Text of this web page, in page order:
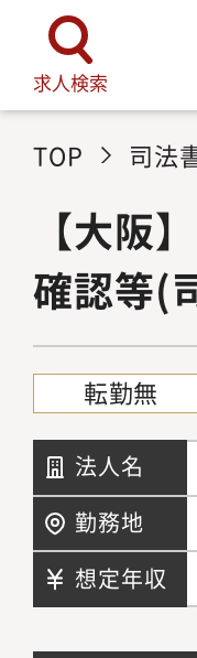
求人検索
TOP 司法
【大阪
確認等(
転勤無
法人名
勤務地
想定年収